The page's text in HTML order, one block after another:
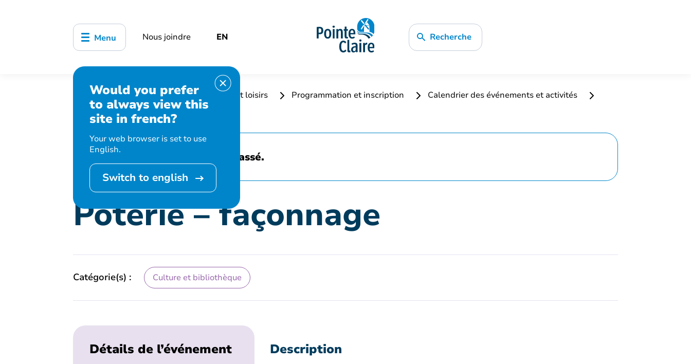
Menu Nous joindre EN Recherche
Would you prefer
to always view this
site in french?
Your web browser is set to use
English.
Switch to english
Accueil Bibliothèque, culture, sports et loisirs Programmation et inscription
Calendrier des événements et activités
Poterie – façonnage
Cet événement est passé.
Poterie – façonnage
Catégorie(s) : Culture et bibliothèque
Détails de l’événement Description